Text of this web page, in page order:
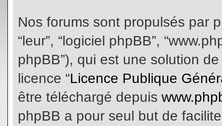
Nos forums sont propulsés par
“leur”, “logiciel phpBB”,
phpBB”), qui est une solution
licence “Licence Publique
être téléchargé depuis
phpBB a pour seul but de